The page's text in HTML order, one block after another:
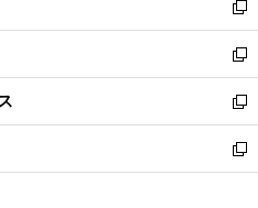
く
で
開
く
ド
ウ
で
開
く
ィ
ン
ド
ウ
で
開
く
い
ウ
ィ
ン
ド
ウ
で
開
新
し
い
ウ
ィ
ン
ド
ウ
新
し
い
ウ
ィ
ン
新
し
い
ウ
新
し